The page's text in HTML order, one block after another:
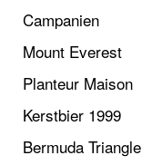
Campanien
Mount Everest
Planteur Maison
Kerstbier 1999
Bermuda Triangle